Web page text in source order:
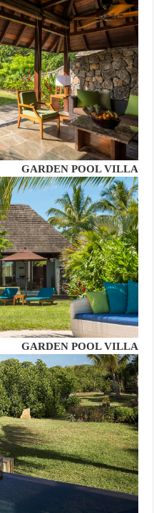
GARDEN POOL VILLA
GARDEN POOL VILLA